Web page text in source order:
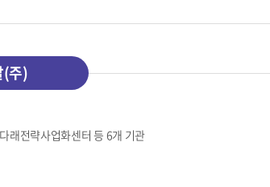
(주)
래전략사업화센터 등 6개 기관